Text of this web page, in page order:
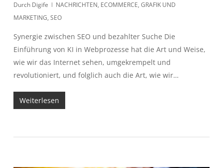
Durch Digife NACHRICHTEN, ECOMMERCE, GRAFIK UND
MARKETING, SEO
Synergie zwischen SEO und bezahlter Suche Die
Einführung von KI in Webprozesse hat die Art und Weise,
wie wir das Internet sehen, umgekrempelt und
revolutioniert, und folglich auch die Art, wie wir…
Weiterlesen